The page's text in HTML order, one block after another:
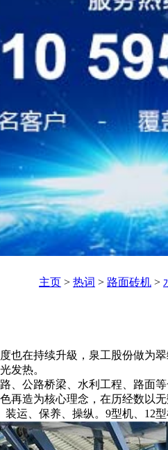
主页 > 热词 > 路面砖机 >
也在持续升級，泉工股份做
发热。
、公路桥梁、水利工程、路
再造为核心理念，在历经数以
运、保养、操纵。9型机、12